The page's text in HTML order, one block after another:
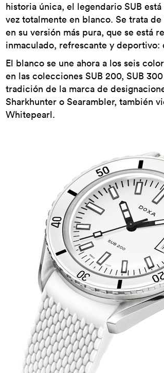
historia única, el legendario SUB
vez totalmente en blanco. Se trata
en su versión más pura, que se está
inmaculado, refrescante y deportivo:
El blanco se une ahora a los seis
en las colecciones SUB 200, SUB
tradición de la marca de
Sharkhunter o Searambler, también
Whitepearl.